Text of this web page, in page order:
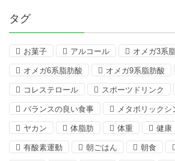
タグ
お菓子 アルコール オメガ3系
オメガ6系脂肪酸 オメガ9系脂肪酸
コレステロール スポーツドリンク
バランスの良い食事 メタボリックシ
ヤカン 体脂肪 体重 健康
有酸素運動 朝ごはん 朝食